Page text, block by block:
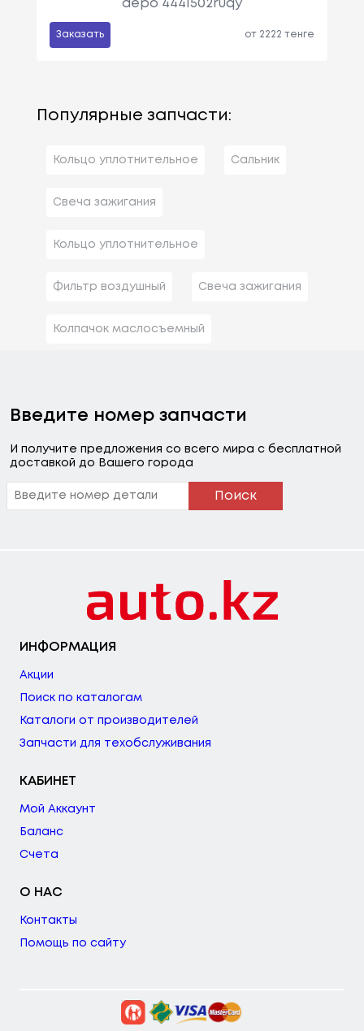
depo 4441502ruqy
Заказать от 2222 тенге
Популярные запчасти:
Кольцо уплотнительное Сальник
Свеча зажигания
Кольцо уплотнительное
Фильтр воздушный Свеча зажигания
Колпачок маслосъемный
Введите номер запчасти
И получите предложения со всего мира с бесплатной
доставкой до Вашего города
Поиск
ИНФОРМАЦИЯ
Акции
Поиск по каталогам
Каталоги от производителей
Запчасти для техобслуживания
КАБИНЕТ
Мой Аккаунт
Баланс
Счета
О НАС
Контакты
Помощь по сайту